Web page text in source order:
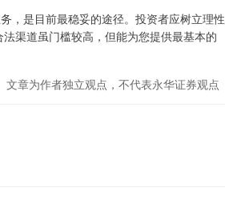
，是目前最稳妥的途径。投资者应树立理性
渠道虽门槛较高，但能为您提供最基本的
文章为作者独立观点，不代表永华证券观点